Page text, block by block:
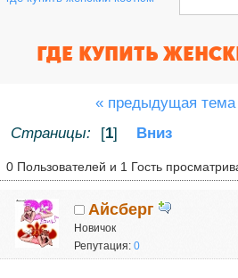
ГДЕ КУПИТЬ
« предыдущая тема
Страницы:
[1] Вниз
0 Пользователей и 1 Гость
Айсберг
Новичок
Репутация: 0